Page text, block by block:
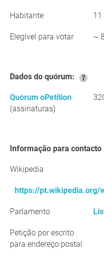
Habitante 11
Elegível para votar ~
Dados do quórum:
Quórum oPetition
(assinaturas)
Informação para contacto
Wikipedia
https://pt.wikipedia.org/
Parlamento
Petição por escrito
para endereço postal